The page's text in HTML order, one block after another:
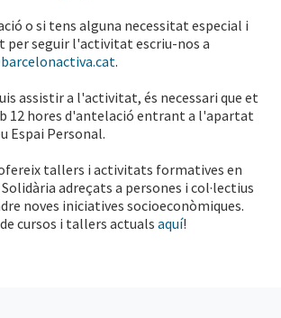
o si tens alguna necessitat especial i
per seguir l'activitat escriu-nos a
.
assistir a l'activitat, és necessari que et
12 hores d'antelació entrant a l'apartat
Espai Personal.
tallers i activitats formatives en
adreçats a persones i col·lectius
noves iniciatives socioeconòmiques.
cursos i tallers actuals aquí!